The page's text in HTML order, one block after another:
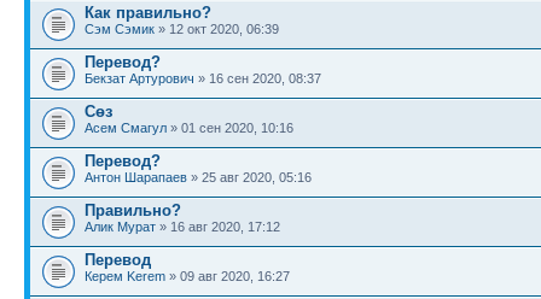
Как правильно?
Сэм Сэмик » 12 окт 2020, 06:39
Перевод?
Бекзат Артурович » 16 сен 2020, 08:37
Сөз
Асем Смагул » 01 сен 2020, 10:16
Перевод?
Антон Шарапаев » 25 авг 2020, 05:16
Правильно?
Алик Мурат » 16 авг 2020, 17:12
Перевод
Керем Kerem » 09 авг 2020, 16:27